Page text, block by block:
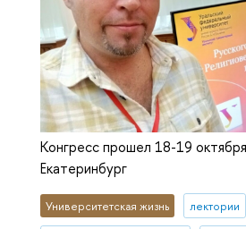
Конгресс прошел 18-19 октября
Екатеринбург
Университетская жизнь лектории